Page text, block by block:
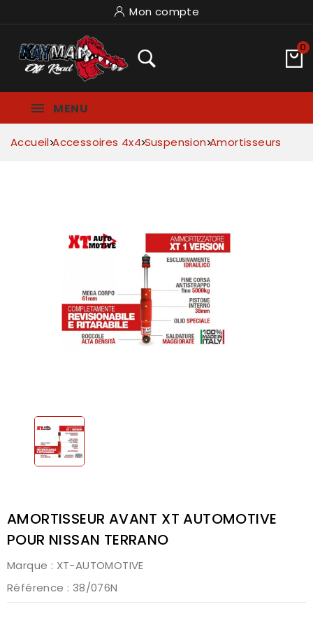
Mon compte
0
MENU
Accueil Accessoires 4x4 Suspension Amortisseurs
AMORTISSEUR AVANT XT AUTOMOTIVE
POUR NISSAN TERRANO
Marque : XT-AUTOMOTIVE
Référence : 38/076N